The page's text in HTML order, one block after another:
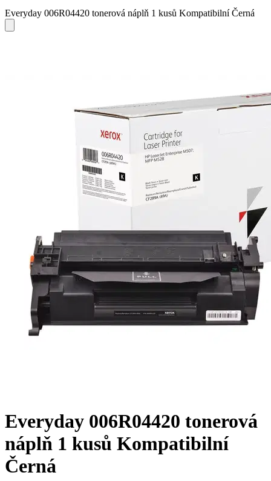
Everyday 006R04420 tonerová náplň 1 kusů Kompatibilní Černá
Everyday 006R04420 tonerová
náplň 1 kusů Kompatibilní
Černá